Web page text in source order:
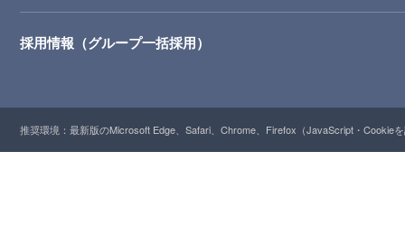
採用情報（グループ一括採用）
推奨環境：最新版のMicrosoft Edge、Safari、Chrome、Firefox（JavaScript・Cookie